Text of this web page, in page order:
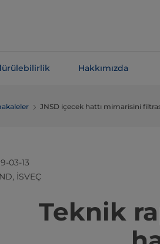
Hakkımızda
JNSD içecek hattı mimarisini
03-13
İSVEÇ
Teknik